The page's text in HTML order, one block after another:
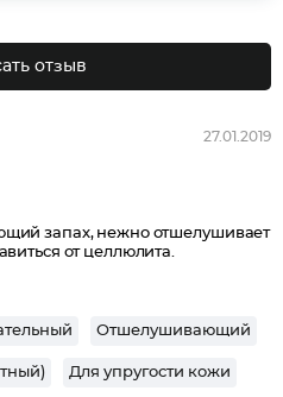
отзыв
27.01.2019
запах, нежно отшелушивает
от целлюлита.
Отшелушивающий
Для упругости кожи